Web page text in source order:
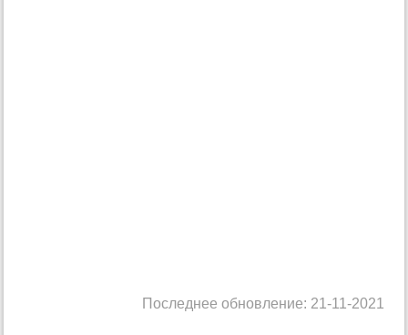
Последнее обновление: 21-11-2021